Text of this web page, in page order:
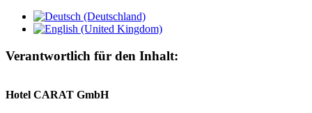
Verantwortlich für den Inhalt:
Hotel CARAT GmbH